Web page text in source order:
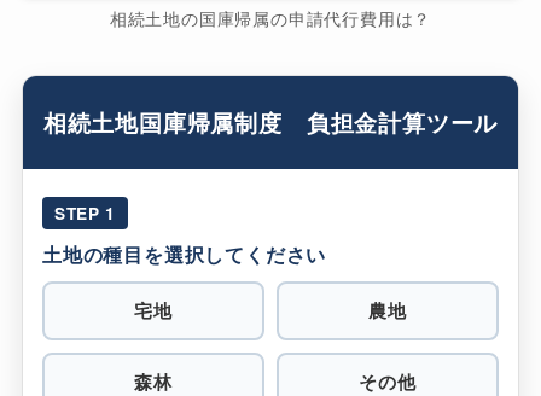
相続土地の国庫帰属の申請代行費用は？
相続土地国庫帰属制度 負担金計算ツール
STEP 1
土地の種目を選択してください
宅地 農地
森林 その他